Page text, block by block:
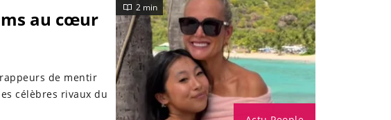
au cœur
de mentir
célèbres rivaux du
2 min